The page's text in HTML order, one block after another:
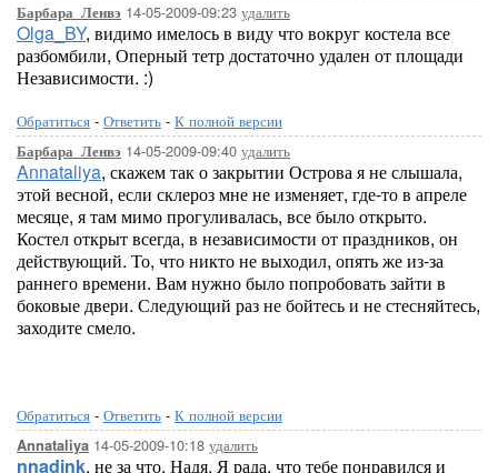
Барбара_Ленвэ 14-05-2009-09:23 удалить
Olga_BY, видимо имелось в виду что вокруг костела все
разбомбили, Оперный тетр достаточно удален от площади
Независимости. :)
Обратиться - Ответить - К полной версии
Барбара_Ленвэ 14-05-2009-09:40 удалить
Annataliya, скажем так о закрытии Острова я не слышала,
этой весной, если склероз мне не изменяет, где-то в апреле
месяце, я там мимо прогуливалась, все было открыто.
Костел открыт всегда, в независимости от праздников, он
действующий. То, что никто не выходил, опять же из-за
раннего времени. Вам нужно было попробовать зайти в
боковые двери. Следующий раз не бойтесь и не стесняйтесь,
заходите смело.
Обратиться - Ответить - К полной версии
Annataliya 14-05-2009-10:18 удалить
nnadink, не за что, Надя. Я рада, что тебе понравился и